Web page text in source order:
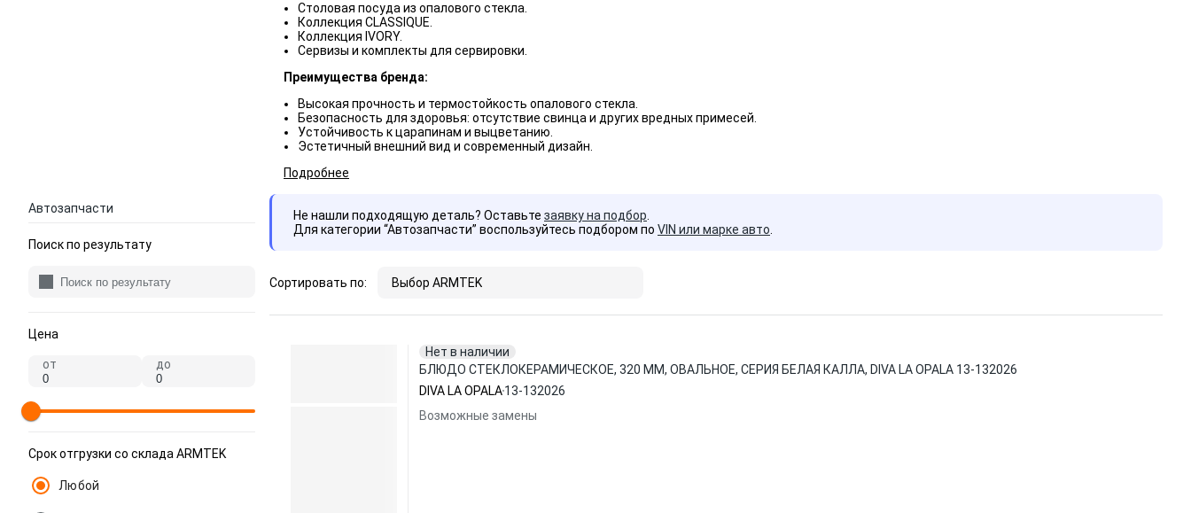
Столовая посуда из опалового стекла.
Коллекция CLASSIQUE.
Коллекция IVORY.
Сервизы и комплекты для сервировки.
Преимущества бренда:
Высокая прочность и термостойкость опалового стекла.
Безопасность для здоровья: отсутствие свинца и других вредных примесей.
Устойчивость к царапинам и выцветанию.
Эстетичный внешний вид и современный дизайн.
Подробнее
Автозапчасти
Поиск по результату
Цена
от до
Срок отгрузки со склада ARMTEK
Любой
Не нашли подходящую деталь? Оставьте заявку на подбор
Для категории “Автозапчасти” воспользуйтесь подбором по VIN или марке авто
Сортировать по: Выбор ARMTEK
Нет в наличии
БЛЮДО СТЕКЛОКЕРАМИЧЕСКОЕ, 320 ММ, ОВАЛЬНОЕ, СЕРИЯ БЕЛАЯ КАЛЛА, DIVA LA OPALA 13-132026
DIVA LA OPALA13-132026
Возможные замены